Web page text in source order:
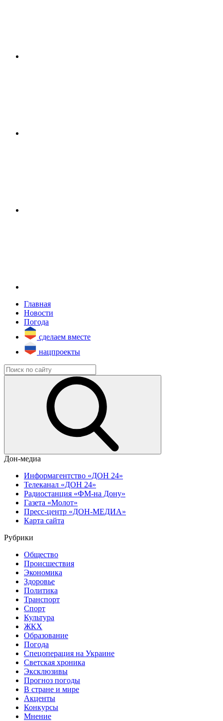
Главная
Новости
Погода
сделаем вместе
нацпроекты
Дон-медиа
Информагентство «ДОН 24»
Телеканал «ДОН 24»
Радиостанция «ФМ-на Дону»
Газета «Молот»
Пресс-центр «ДОН-МЕДИА»
Карта сайта
Рубрики
Общество
Происшествия
Экономика
Здоровье
Политика
Транспорт
Спорт
Культура
ЖКХ
Образование
Погода
Спецоперация на Украине
Светская хроника
Эксклюзивы
Прогноз погоды
В стране и мире
Акценты
Конкурсы
Мнение